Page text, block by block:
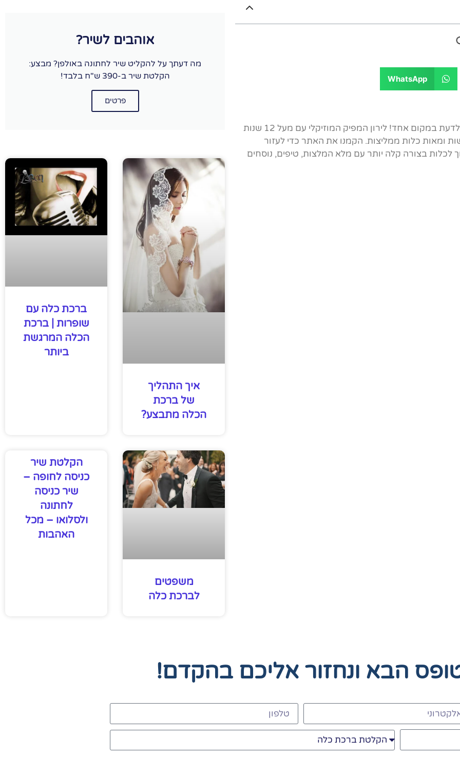
WhatsApp
אתר הבית של ברכות הכלה - כל מה שצריך לדעת במקום אחד! לירון המפיק המוזיקלי עם מעל 12 שנות
ומאות כלות ממליצות. הקמנו את האתר כדי לעזור
בצורה קלה יותר עם מלא המלצות, טיפים, נוסחים
אוהבים לשיר?
מה דעתך על להקליט שיר לחתונה באולפן? מבצע:
הקלטת שיר ב-390 ש"ח בלבד!
פרטים
איך התהליך
של ברכת
הכלה מתבצע?
ברכת כלה עם
שופרות | ברכת
הכלה המרגשת
ביותר
משפטים
לברכת כלה
הקלטת שיר
כניסה לחופה –
שיר כניסה
לחתונה
ולסלואו – מכל
האהבות
הבא ונחזור אליכם בהקדם!